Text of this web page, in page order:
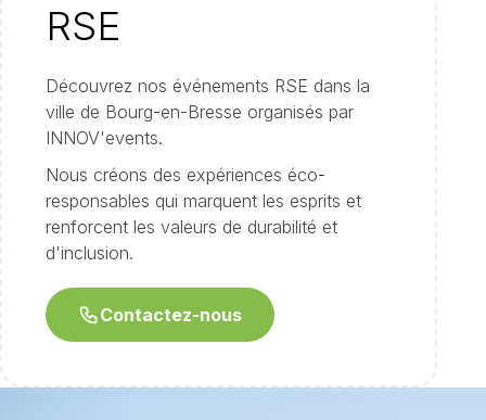
RSE
Découvrez nos événements RSE dans la
ville de Bourg-en-Bresse organisés par
INNOV'events.
Nous créons des expériences éco-
responsables qui marquent les esprits et
renforcent les valeurs de durabilité et
d'inclusion.
Contactez-nous